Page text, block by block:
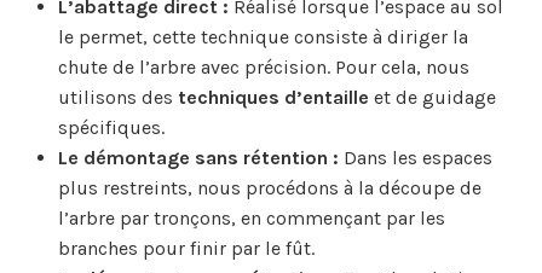
L’abattage direct : Réalisé lorsque l’espace au sol
le permet, cette technique consiste à diriger la
chute de l’arbre avec précision. Pour cela, nous
utilisons des techniques d’entaille et de guidage
spécifiques.
Le démontage sans rétention : Dans les espaces
plus restreints, nous procédons à la découpe de
l’arbre par tronçons, en commençant par les
branches pour finir par le fût.